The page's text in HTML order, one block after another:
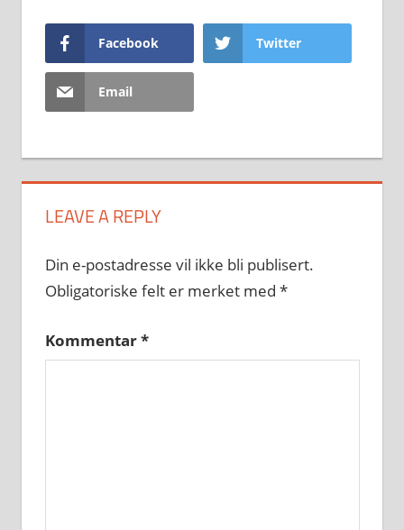
Facebook Twitter
Email
LEAVE A REPLY
Din e-postadresse vil ikke bli publisert.
Obligatoriske felt er merket med *
Kommentar*